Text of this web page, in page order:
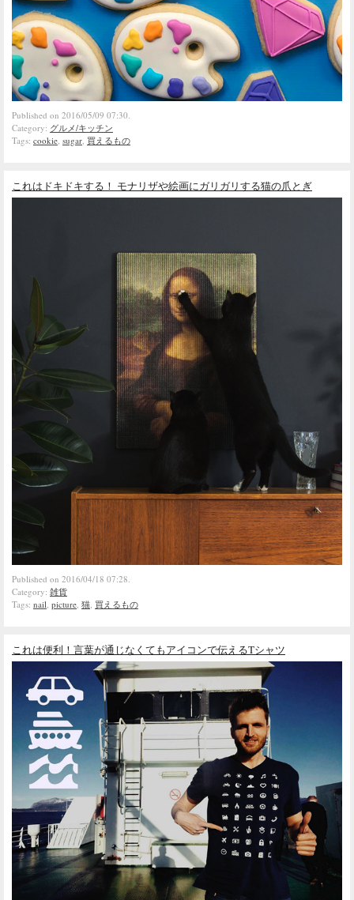
Published on 2016/05/09 07:30.
Category: グルメ/キッチン
Tags: cookie, sugar, 買えるもの
これはドキドキする！ モナリザや絵画にガリガリする猫の爪とぎ
Published on 2016/04/18 07:28.
Category: 雑貨
Tags: nail, picture, 猫, 買えるもの
これは便利！言葉が通じなくてもアイコンで伝えるTシャツ